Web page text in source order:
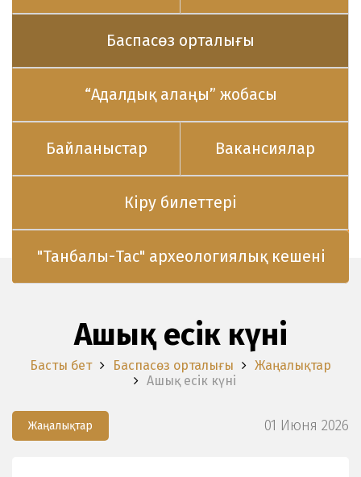
Баспасөз орталығы
“Адалдық алаңы” жобасы
Байланыстар Вакансиялар
Кіру билеттері
"Танбалы-Тас" археологиялық кешені
Ашық есік күні
Басты бет Баспасөз орталығы
Жаңалықтар
Ашық есік күні
Жаңалықтар 01 Июня 2026